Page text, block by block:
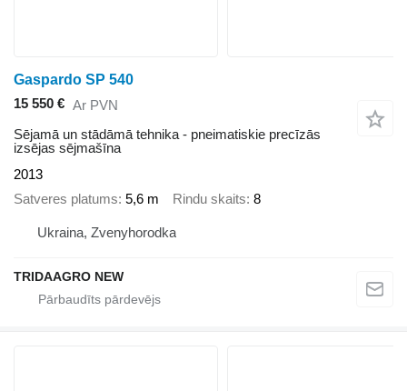
Gaspardo SP 540
15 550 € Ar PVN
Sējamā un stādāmā tehnika - pneimatiskie precīzās
izsējas sējmašīna
2013
Satveres platums 5,6 m Rindu skaits 8
Ukraina, Zvenyhorodka
TRIDAAGRO NEW